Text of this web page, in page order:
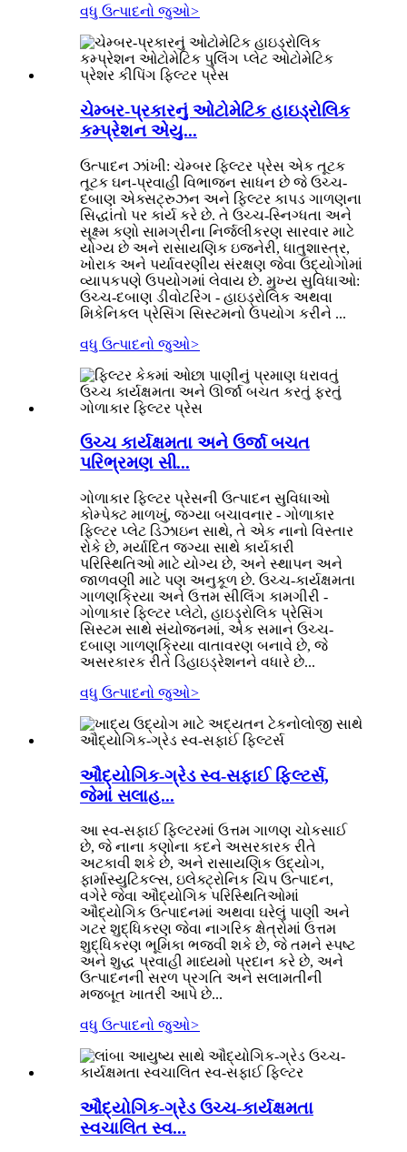
વધુ ઉત્પાદનો જુઓ>
ચેમ્બર-પ્રકારનું ઓટોમેટિક હાઇડ્રોલિક
કમ્પ્રેશન એયુ...
ઉત્પાદન ઝાંખી: ચેમ્બર ફિલ્ટર પ્રેસ એક તૂટક
તૂટક ઘન-પ્રવાહી વિભાજન સાધન છે જે ઉચ્ચ-
દબાણ એક્સટ્રુઝન અને ફિલ્ટર કાપડ ગાળણના
સિદ્ધાંતો પર કાર્ય કરે છે. તે ઉચ્ચ-સ્નિગ્ધતા અને
સૂક્ષ્મ કણો સામગ્રીના નિર્જલીકરણ સારવાર માટે
યોગ્ય છે અને રાસાયણિક ઇજનેરી, ધાતુશાસ્ત્ર,
ખોરાક અને પર્યાવરણીય સંરક્ષણ જેવા ઉદ્યોગોમાં
વ્યાપકપણે ઉપયોગમાં લેવાય છે. મુખ્ય સુવિધાઓ:
ઉચ્ચ-દબાણ ડીવોટરિંગ - હાઇડ્રોલિક અથવા
મિકેનિકલ પ્રેસિંગ સિસ્ટમનો ઉપયોગ કરીને ...
વધુ ઉત્પાદનો જુઓ>
ઉચ્ચ કાર્યક્ષમતા અને ઉર્જા બચત
પરિભ્રમણ સી...
ગોળાકાર ફિલ્ટર પ્રેસની ઉત્પાદન સુવિધાઓ
કોમ્પેક્ટ માળખું, જગ્યા બચાવનાર - ગોળાકાર
ફિલ્ટર પ્લેટ ડિઝાઇન સાથે, તે એક નાનો વિસ્તાર
રોકે છે, મર્યાદિત જગ્યા સાથે કાર્યકારી
પરિસ્થિતિઓ માટે યોગ્ય છે, અને સ્થાપન અને
જાળવણી માટે પણ અનુકૂળ છે. ઉચ્ચ-કાર્યક્ષમતા
ગાળણક્રિયા અને ઉત્તમ સીલિંગ કામગીરી -
ગોળાકાર ફિલ્ટર પ્લેટો, હાઇડ્રોલિક પ્રેસિંગ
સિસ્ટમ સાથે સંયોજનમાં, એક સમાન ઉચ્ચ-
દબાણ ગાળણક્રિયા વાતાવરણ બનાવે છે, જે
અસરકારક રીતે ડિહાઇડ્રેશનને વધારે છે...
વધુ ઉત્પાદનો જુઓ>
ઔદ્યોગિક-ગ્રેડ સ્વ-સફાઈ ફિલ્ટર્સ,
જેમાં સલાહ...
આ સ્વ-સફાઈ ફિલ્ટરમાં ઉત્તમ ગાળણ ચોકસાઈ
છે, જે નાના કણોના કદને અસરકારક રીતે
અટકાવી શકે છે, અને રાસાયણિક ઉદ્યોગ,
ફાર્માસ્યુટિકલ્સ, ઇલેક્ટ્રોનિક ચિપ ઉત્પાદન,
વગેરે જેવા ઔદ્યોગિક પરિસ્થિતિઓમાં
ઔદ્યોગિક ઉત્પાદનમાં અથવા ઘરેલું પાણી અને
ગટર શુદ્ધિકરણ જેવા નાગરિક ક્ષેત્રોમાં ઉત્તમ
શુદ્ધિકરણ ભૂમિકા ભજવી શકે છે, જે તમને સ્પષ્ટ
અને શુદ્ધ પ્રવાહી માધ્યમો પ્રદાન કરે છે, અને
ઉત્પાદનની સરળ પ્રગતિ અને સલામતીની
મજબૂત ખાતરી આપે છે...
વધુ ઉત્પાદનો જુઓ>
ઔદ્યોગિક-ગ્રેડ ઉચ્ચ-કાર્યક્ષમતા
સ્વચાલિત સ્વ...